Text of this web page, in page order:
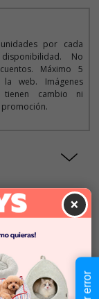
por cada
No
Máximo 5
web. Imágenes
tienen cambio ni
$8.697
×